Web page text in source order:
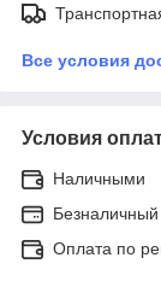
Все условия
Условия
Наличными
Оплата по